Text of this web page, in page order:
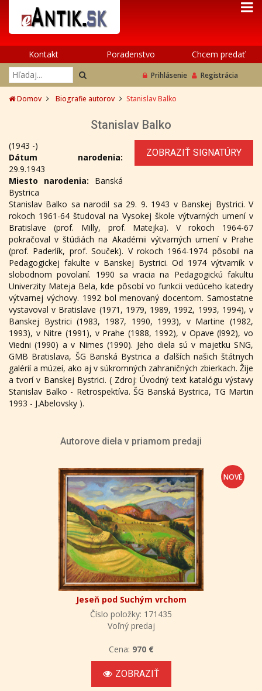
Kontakt Poradenstvo Chcem predať
Prihlásenie Registrácia
Domov Biografie autorov Stanislav Balko
Stanislav Balko
ZOBRAZIŤ SIGNATÚRY
(1943 -)
Dátum narodenia:
29.9.1943
Miesto narodenia: Banská
Bystrica
Stanislav Balko sa narodil sa 29. 9. 1943 v Banskej Bystrici. V
rokoch 1961-64 študoval na Vysokej škole výtvarných umení v
Bratislave (prof. Milly, prof. Matejka). V rokoch 1964-67
pokračoval v štúdiách na Akadémii výtvarných umení v Prahe
(prof. Paderlík, prof. Souček). V rokoch 1964-1974 pôsobil na
Pedagogickej fakulte v Banskej Bystrici. Od 1974 výtvarník v
slobodnom povolaní. 1990 sa vracia na Pedagogickú fakultu
Univerzity Mateja Bela, kde pôsobí vo funkcii vedúceho katedry
výtvarnej výchovy. 1992 bol menovaný docentom. Samostatne
vystavoval v Bratislave (1971, 1979, 1989, 1992, 1993, 1994), v
Banskej Bystrici (1983, 1987, 1990, 1993), v Martine (1982,
1993), v Nitre (1991), v Prahe (1988, 1992), v Opave (l992), vo
Viedni (1990) a v Nimes (1990). Jeho diela sú v majetku SNG,
GMB Bratislava, ŠG Banská Bystrica a ďalších našich štátnych
galérií a múzeí, ako aj v súkromných zahraničných zbierkach. Žije
a tvorí v Banskej Bystrici. ( Zdroj: Úvodný text katalógu výstavy
Stanislav Balko - Retrospektíva. ŠG Banská Bystrica, TG Martin
1993 - J.Abelovsky ).
Autorove diela v priamom predaji
Jeseň pod Suchým vrchom
Číslo položky: 171435
Voľný predaj
Cena: 970 €
NOVÉ
ZOBRAZIŤ